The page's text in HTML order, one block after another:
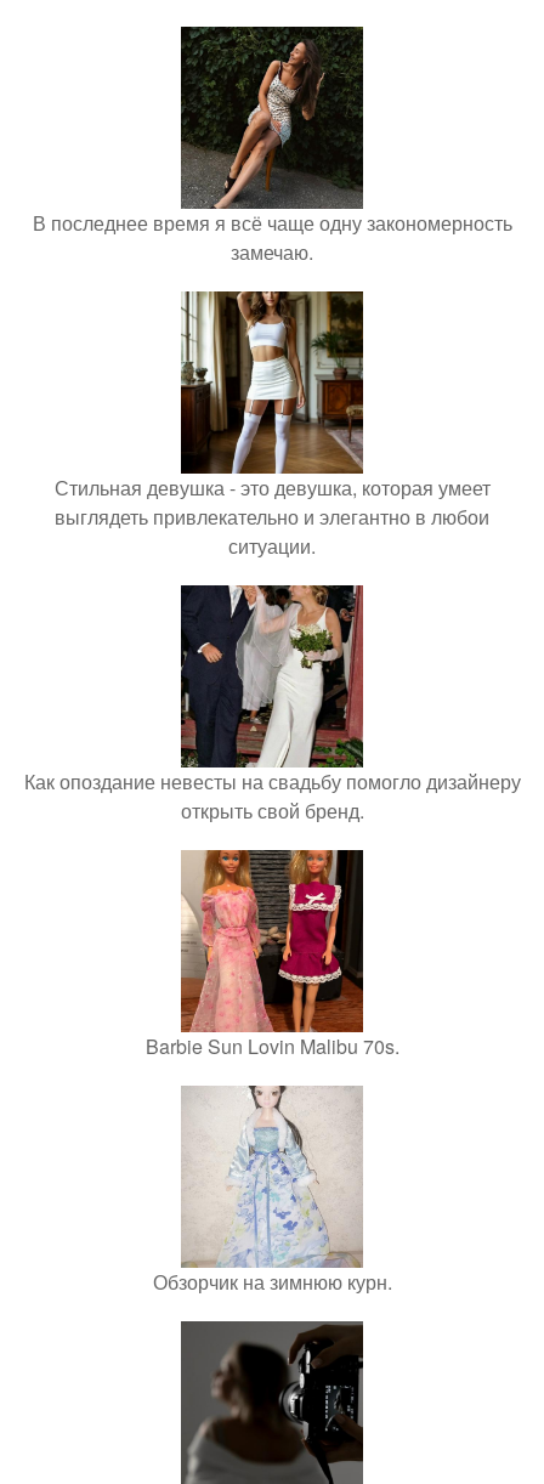
В последнее время я всё чаще одну закономерность
замечаю.
Стильная девушка - это девушка, которая умеет
выглядеть привлекательно и элегантно в любои
ситуации.
Как опоздание невесты на свадьбу помогло дизайнеру
открыть свой бренд.
Barbie Sun Lovin Malibu 70s.
Обзорчик на зимнюю курн.